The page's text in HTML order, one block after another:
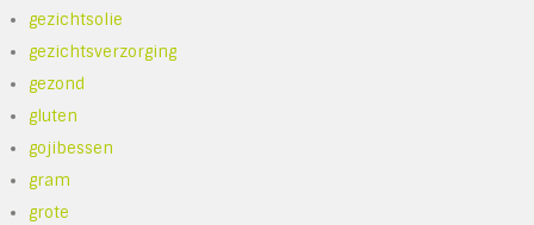
gezichtsolie
gezichtsverzorging
gezond
gluten
gojibessen
gram
grote